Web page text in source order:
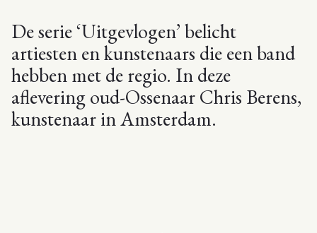
De serie ‘Uitgevlogen’ belicht
artiesten en kunstenaars die een band
hebben met de regio. In deze
aflevering oud-Ossenaar Chris Berens,
kunstenaar in Amsterdam.